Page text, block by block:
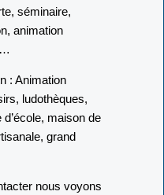
séminaire,
animation
: Animation
ludothèques,
maison de
grand
nous voyons